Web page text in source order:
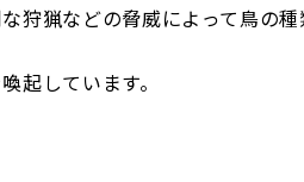
狩猟などの脅威によって鳥の
起しています。